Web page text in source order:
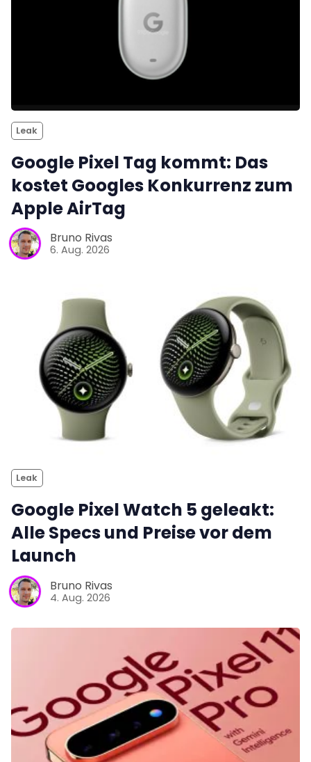
Leak
Google Pixel Tag kommt: Das
kostet Googles Konkurrenz zum
Apple AirTag
Bruno Rivas
6. Aug. 2026
Leak
Google Pixel Watch 5 geleakt:
Alle Specs und Preise vor dem
Launch
Bruno Rivas
4. Aug. 2026